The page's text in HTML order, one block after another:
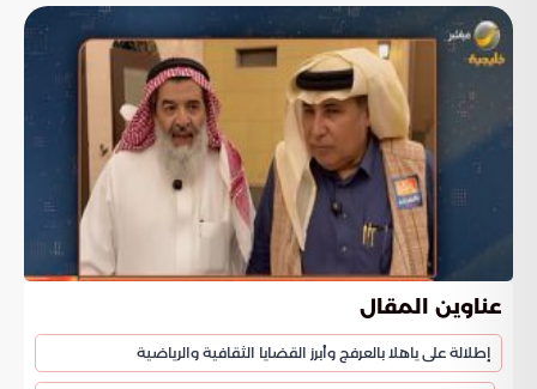
عناوين المقال
إطلالة على ياهلا بالعرفج وأبرز القضايا الثقافية والرياضية